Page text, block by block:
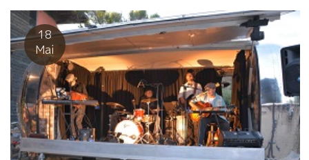
18
Mai